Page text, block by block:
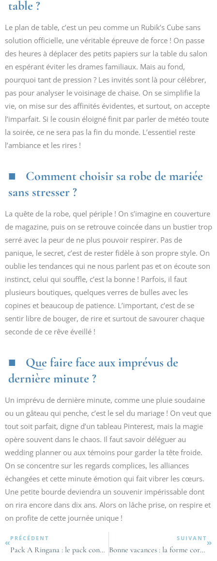
table ?
Le plan de table, c’est un peu comme un Rubik’s Cube sans
solution officielle, une véritable épreuve de force ! On passe
des heures à déplacer des petits papiers sur la table du salon
en espérant éviter les drames familiaux. Mais au fond,
pourquoi tant de pression ? Les invités sont là pour célébrer,
pas pour analyser le voisinage de chaise. On se simplifie la
vie, on mise sur des affinités évidentes, et surtout, on accepte
l’imparfait. Si le cousin éloigné finit par parler de météo toute
la soirée, ce ne sera pas la fin du monde. L’essentiel reste
l’ambiance et les rires !
Comment choisir sa robe de mariée
sans stresser ?
La quête de la robe, quel périple ! On s’imagine en couverture
de magazine, puis on se retrouve coincée dans un bustier trop
serré avec la peur de ne plus pouvoir respirer. Pas de
panique, le secret, c’est de rester fidèle à son propre style. On
oublie les tendances qui ne nous parlent pas et on écoute son
instinct, celui qui souffle, c’est la bonne ! Parfois, il faut
plusieurs boutiques, quelques verres de bulles avec les
copines et beaucoup de patience. L’important, c’est de se
sentir libre de bouger, de rire et surtout de savourer chaque
seconde de ce rêve éveillé !
Que faire face aux imprévus de
dernière minute ?
Un imprévu de dernière minute, comme une pluie soudaine
ou un gâteau qui penche, c’est le sel du mariage ! On veut que
tout soit parfait, digne d’un tableau Pinterest, mais la magie
opère souvent dans le chaos. Il faut savoir déléguer au
wedding planner ou aux témoins pour garder la tête froide.
On se concentre sur les regards complices, les alliances
échangées et cette minute émotion qui fait vibrer les cœurs.
Une petite bourde deviendra un souvenir impérissable dont
on rira encore dans dix ans. Alors on lâche prise, on respire et
on profite de cette journée unique !
PRÉCÉDENT
Pack A Ringana : le pack convient-il pour améliorer l’éclat de la peau ?
SUIVANT
Bonne vacances : la forme correcte ou l’erreur courante ?